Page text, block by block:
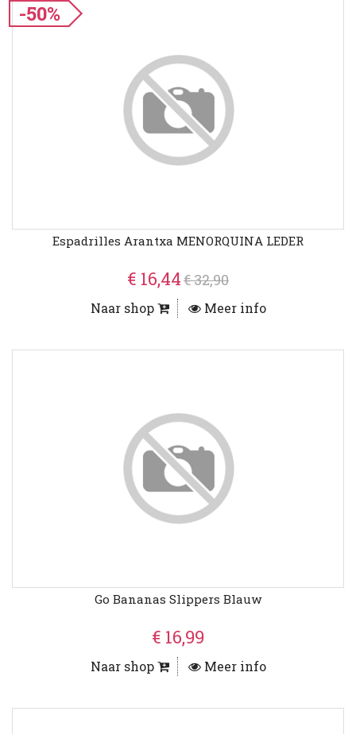
-50%
Espadrilles Arantxa MENORQUINA LEDER
€ 16,44€ 32,90
Naar shop Meer info
Go Bananas Slippers Blauw
€ 16,99
Naar shop Meer info